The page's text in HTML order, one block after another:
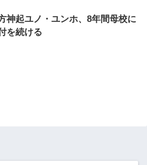
神起ユノ・ユンホ、8年間母校に
を続ける